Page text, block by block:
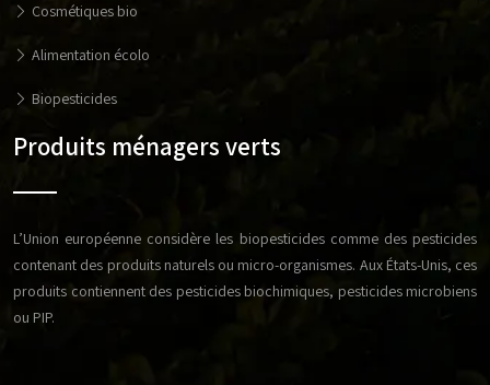
Cosmétiques bio
Alimentation écolo
Biopesticides
Produits ménagers verts
L’Union européenne considère les biopesticides comme des pesticides
contenant des produits naturels ou micro-organismes. Aux États-Unis, ces
produits contiennent des pesticides biochimiques, pesticides microbiens
ou PIP.